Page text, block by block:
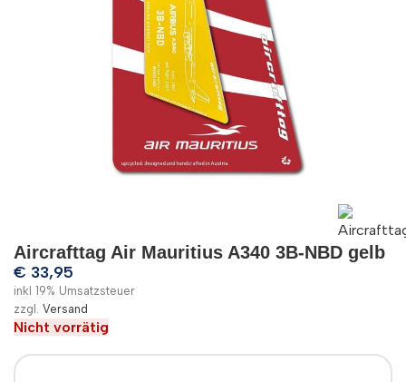
Aircrafttag Air Mauritius A340 3B-NBD gelb
€ 33,95
inkl 19% Umsatzsteuer
zzgl. Versand
Nicht vorrätig